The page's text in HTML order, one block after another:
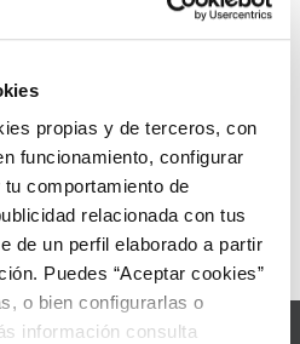
propias y de terceros, con
funcionamiento, configurar
comportamiento de
relacionada con tus
de un perfil elaborado a partir
Puedes “Aceptar cookies”
o bien configurarlas o
información consulta
Añadir
g
status code 429